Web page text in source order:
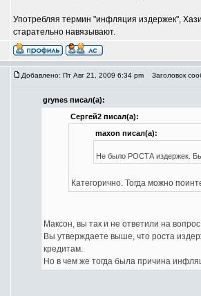
Употребляя термин "инфляция издержек",
старательно навязывают.
Добавлено: Пт Авг 21, 2009 6:34 pm Заголовок
grynes писал(а):
Сергей2 писал(а):
maxon писал(а):
Не было РОСТА издержек.
Категорично. Тогда можно
Максон, вы так и не ответили на
Вы утверждаете выше, что роста
кредитам.
Но в чем же тогда была причина